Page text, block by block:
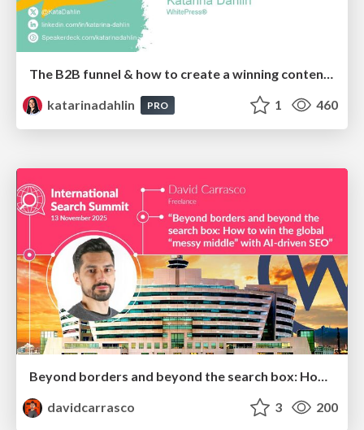
katarinadahlin
PRO 1 460
Beyond borders and beyond the search box: How to win the global "messy middle" with AI-driven SEO
davidcarrasco
3 200